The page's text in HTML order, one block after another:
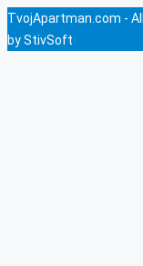
TvojApartman.com -
by StivSoft